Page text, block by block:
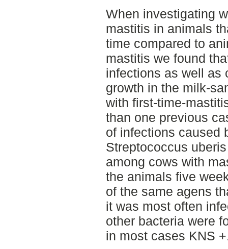
When investigating
mastitis in animals
time compared to
mastitis we found
infections as well as
growth in the milk-
with first-time-
than one previous
of infections caused
Streptococcus
among cows with
the animals five
of the same agens
it was most often
other bacteria were
in most cases KNS